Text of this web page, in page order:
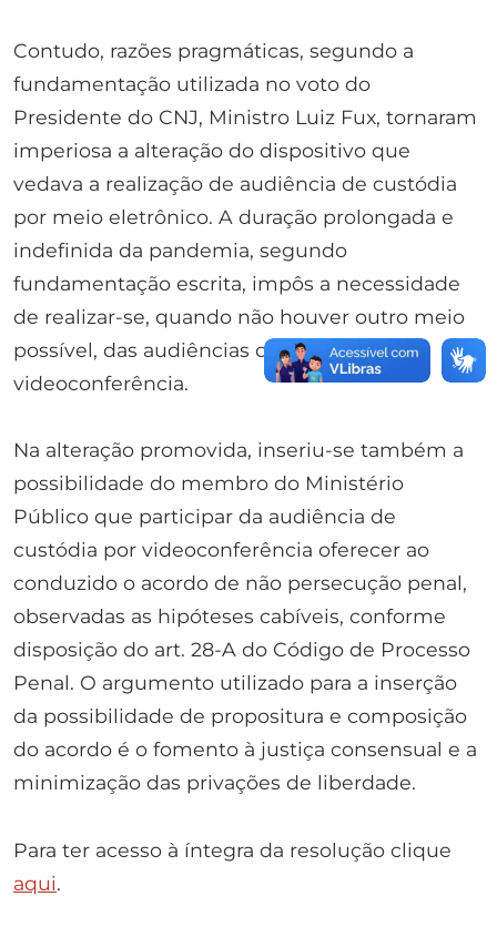
Contudo, razões pragmáticas, segundo a
fundamentação utilizada no voto do
Presidente do CNJ, Ministro Luiz Fux, tornaram
imperiosa a alteração do dispositivo que
vedava a realização de audiência de custódia
por meio eletrônico. A duração prolongada e
indefinida da pandemia, segundo
fundamentação escrita, impôs a necessidade
de realizar-se, quando não houver outro meio
possível, das audiências de custódia por
videoconferência.
Na alteração promovida, inseriu-se também a
possibilidade do membro do Ministério
Público que participar da audiência de
custódia por videoconferência oferecer ao
conduzido o acordo de não persecução penal,
observadas as hipóteses cabíveis, conforme
disposição do art. 28-A do Código de Processo
Penal. O argumento utilizado para a inserção
da possibilidade de propositura e composição
do acordo é o fomento à justiça consensual e a
minimização das privações de liberdade.
Para ter acesso à íntegra da resolução clique
aqui.